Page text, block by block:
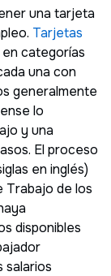
una tarjeta
Tarjetas
categorías
una con
generalmente
lo
y una
El proceso
en inglés)
Trabajo de los
disponibles